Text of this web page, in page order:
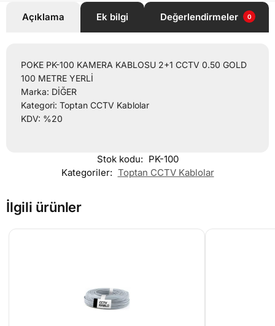
Açıklama Ek bilgi Değerlendirmeler 0
POKE PK-100 KAMERA KABLOSU 2+1 CCTV 0.50 GOLD
100 METRE YERLİ
Marka: DİĞER
Kategori: Toptan CCTV Kablolar
KDV: %20
Stok kodu: PK-100
Kategoriler: Toptan CCTV Kablolar
İlgili ürünler